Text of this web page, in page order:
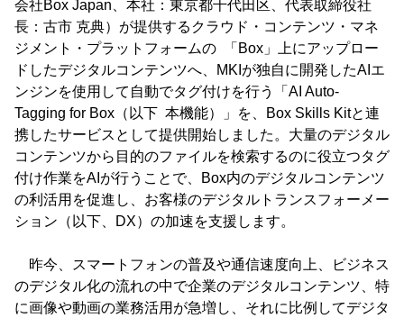
会社Box Japan、本社：東京都千代田区、代表取締役社
長：古市 克典）が提供するクラウド・コンテンツ・マネ
ジメント・プラットフォームの 「Box」上にアップロー
ドしたデジタルコンテンツへ、MKIが独自に開発したAIエ
ンジンを使用して自動でタグ付けを行う「AI Auto-
Tagging for Box（以下 本機能）」を、Box Skills Kitと連
携したサービスとして提供開始しました。大量のデジタル
コンテンツから目的のファイルを検索するのに役立つタグ
付け作業をAIが行うことで、Box内のデジタルコンテンツ
の利活用を促進し、お客様のデジタルトランスフォーメー
ション（以下、DX）の加速を支援します。
昨今、スマートフォンの普及や通信速度向上、ビジネス
のデジタル化の流れの中で企業のデジタルコンテンツ、特
に画像や動画の業務活用が急増し、それに比例してデジタ